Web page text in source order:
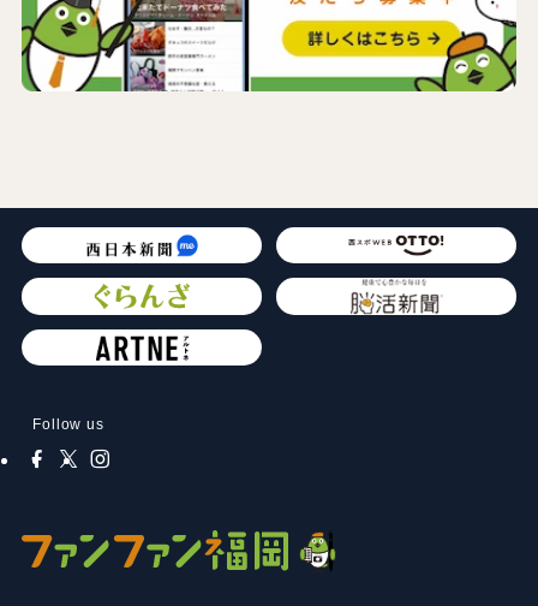
Follow us